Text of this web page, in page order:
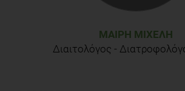
Mediterranean Antiquity: Identification of
OECD. Squashes, pumpkins, zucchinis and
ΜΑΊΡΗ ΜΙΧΕΛΉ
Διαιτολόγος -